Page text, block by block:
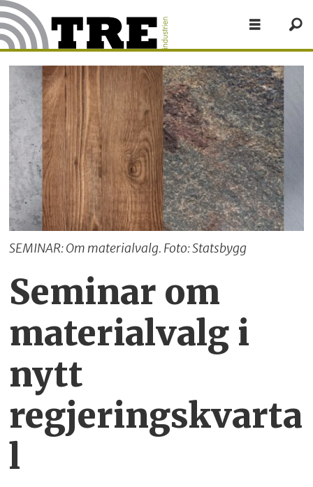
SEMINAR: Om materialvalg. Foto: Statsbygg
Seminar om
materialvalg i
nytt
regjeringskvarta
l